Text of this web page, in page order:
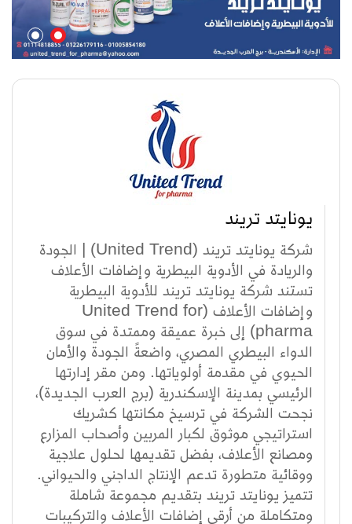
يونايتد تريند
شركة يونايتد تريند (United Trend) | الجودة
والريادة في الأدوية البيطرية وإضافات الأعلاف
تستند شركة يونايتد تريند للأدوية البيطرية
وإضافات الأعلاف (United Trend for
pharma) إلى خبرة عميقة وممتدة في سوق
الدواء البيطري المصري، واضعةً الجودة والأمان
الحيوي في مقدمة أولوياتها. ومن مقر إدارتها
الرئيسي بمدينة الإسكندرية (برج العرب الجديدة)،
نجحت الشركة في ترسيخ مكانتها كشريك
استراتيجي موثوق لكبار المربين وأصحاب المزارع
ومصانع الأعلاف، بفضل تقديمها لحلول علاجية
ووقائية متطورة تدعم الإنتاج الداجني والحيواني.
تتميز يونايتد تريند بتقديم مجموعة شاملة
ومتكاملة من أرقى إضافات الأعلاف والتركيبات